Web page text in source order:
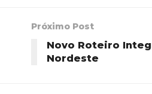
Próximo Post
Novo Roteiro
Nordeste